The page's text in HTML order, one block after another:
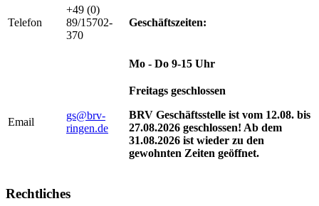
Telefon
+49 (0)
89/15702-
370
Geschäftszeiten:
Mo - Do 9-15 Uhr
Email
gs@brv-
ringen.de
Freitags geschlossen
BRV Geschäftsstelle ist vom 12.08. bis
27.08.2026 geschlossen! Ab dem
31.08.2026 ist wieder zu den
gewohnten Zeiten geöffnet.
Rechtliches